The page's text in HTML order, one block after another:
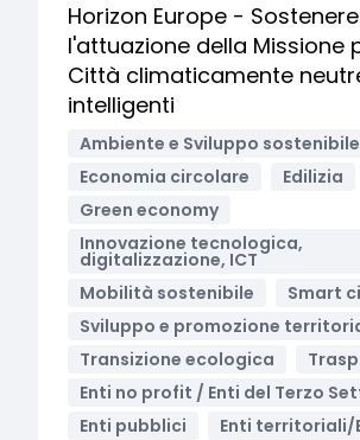
Horizon Europe - Sostenere
l'attuazione della Missione
Città climaticamente
intelligenti
Ambiente e Sviluppo sostenibile
Economia circolare
Edilizia
Green economy
Innovazione tecnologica,
digitalizzazione, ICT
Mobilità sostenibile
Smart
Sviluppo e promozione
Transizione ecologica
Enti no profit / Enti del Terzo
Enti pubblici
Enti territoriali/